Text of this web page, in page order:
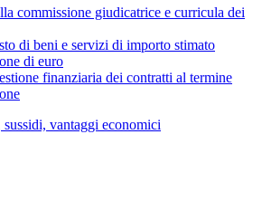
commissione giudicatrice e curricula dei
di beni e servizi di importo stimato
di euro
finanziaria dei contratti al termine
vantaggi economici